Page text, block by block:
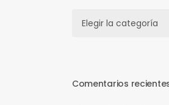
Comentarios